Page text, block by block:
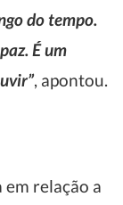
do tempo.
É um
, apontou.
relação a